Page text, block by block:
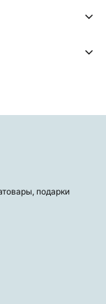
подарки